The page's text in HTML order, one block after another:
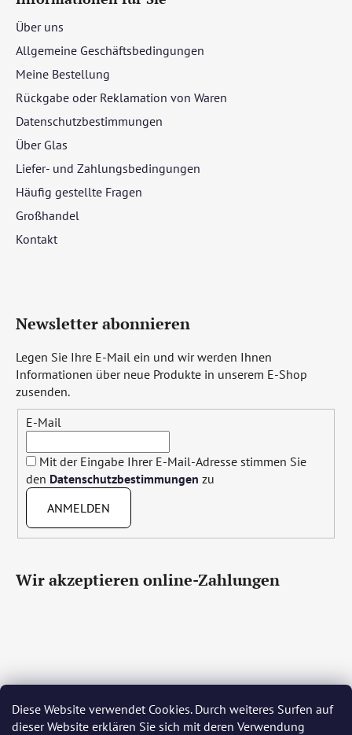
Diese Website verwendet Cookies. Durch weiteres Surfen auf
dieser Website erklären Sie sich mit deren Verwendung
Über uns
Allgemeine Geschäftsbedingungen
Meine Bestellung
Rückgabe oder Reklamation von Waren
Datenschutzbestimmungen
Über Glas
Liefer- und Zahlungsbedingungen
Häufig gestellte Fragen
Großhandel
Kontakt
Newsletter abonnieren
Legen Sie Ihre E-Mail ein und wir werden Ihnen
Informationen über neue Produkte in unserem E-Shop
zusenden.
E-Mail
Mit der Eingabe Ihrer E-Mail-Adresse stimmen Sie
den Datenschutzbestimmungen zu
ANMELDEN
Wir akzeptieren online-Zahlungen
Čeština Slovenčina English Deutsch Magyar
Język polski Română Italiano Español Français